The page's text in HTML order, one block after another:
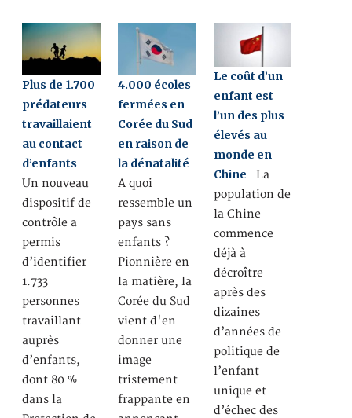
Plus de 1.700
prédateurs
travaillaient
au contact
d’enfants
Un nouveau
dispositif de
contrôle a
permis
d’identifier
1.733
personnes
travaillant
auprès
d’enfants,
dont 80 %
dans la
4.000 écoles
fermées en
Corée du Sud
en raison de
la dénatalité
A quoi
ressemble un
pays sans
enfants ?
Pionnière en
la matière, la
Corée du Sud
vient d'en
donner une
image
tristement
frappante en
Le coût d’un
enfant est
l’un des plus
élevés au
monde en
Chine La
population de
la Chine
commence
déjà à
décroître
après des
dizaines
d’années de
politique de
l’enfant
unique et
d’échec des